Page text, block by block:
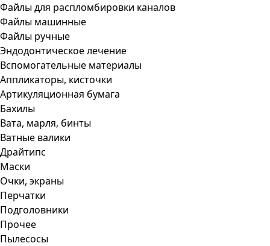
Файлы для распломбировки каналов
Файлы машинные
Файлы ручные
Эндодонтическое лечение
Вспомогательные материалы
Аппликаторы, кисточки
Артикуляционная бумага
Бахилы
Вата, марля, бинты
Ватные валики
Драйтипс
Маски
Очки, экраны
Перчатки
Подголовники
Прочее
Пылесосы